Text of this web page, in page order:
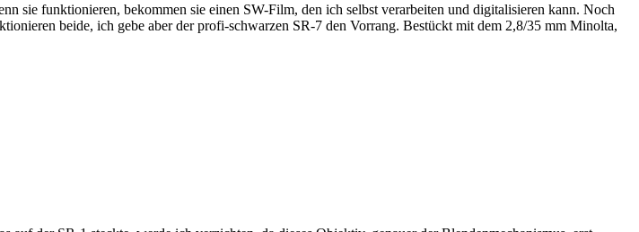
sie funktionieren, bekommen sie einen SW-Film, den ich selbst verarbeiten und digitalisieren kann. Noch
beide, ich gebe aber der profi-schwarzen SR-7 den Vorrang. Bestückt mit dem 2,8/35 mm Minolta,